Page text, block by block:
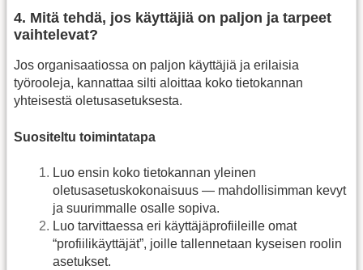
4. Mitä tehdä, jos käyttäjiä on paljon ja tarpeet
vaihtelevat?
Jos organisaatiossa on paljon käyttäjiä ja erilaisia
työrooleja, kannattaa silti aloittaa koko tietokannan
yhteisestä oletusasetuksesta.
Suositeltu toimintatapa
Luo ensin koko tietokannan yleinen
oletusasetuskokonaisuus — mahdollisimman kevyt
ja suurimmalle osalle sopiva.
Luo tarvittaessa eri käyttäjäprofiileille omat
“profiilikäyttäjät”, joille tallennetaan kyseisen roolin
asetukset.